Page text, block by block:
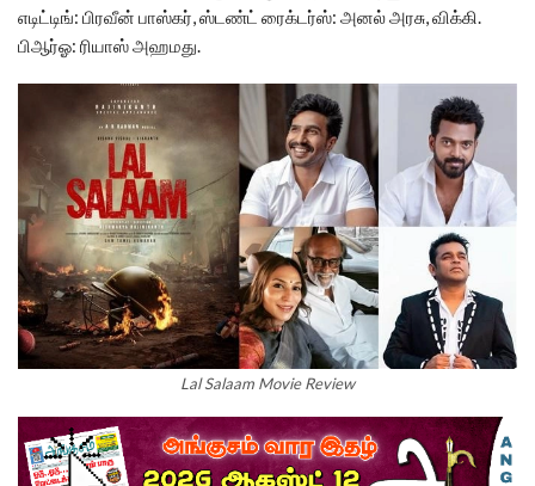
எடிட்டிங்: பிரவீன் பாஸ்கர், ஸ்டண்ட் ரைக்டர்ஸ்: அனல் அரசு, விக்கி.
பிஆர்ஓ: ரியாஸ் அஹமது.
Lal Salaam Movie Review